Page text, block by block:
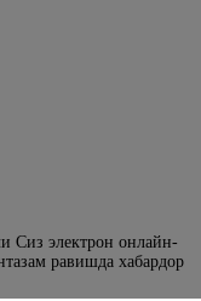
Сиз электрон онлайн-
равишда хабардор